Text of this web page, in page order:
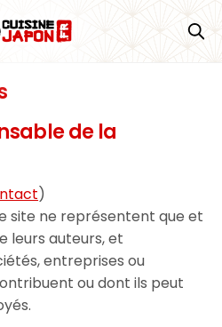
de la
)
site ne représentent que et
leurs auteurs, et
entreprises ou
ou dont ils peut